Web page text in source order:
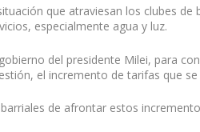
que atraviesan los clubes de
especialmente agua y luz.
del presidente Milei, para
el incremento de tarifas que
de afrontar estos